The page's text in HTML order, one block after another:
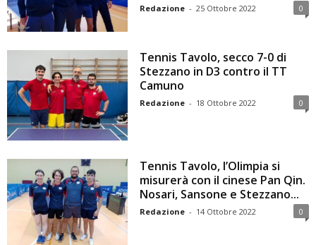
Redazione - 25 Ottobre 2022 0
Tennis Tavolo, secco 7-0 di
Stezzano in D3 contro il TT
Camuno
Redazione - 18 Ottobre 2022 0
Tennis Tavolo, l’Olimpia si
misurerà con il cinese Pan Qin.
Nosari, Sansone e Stezzano...
Redazione - 14 Ottobre 2022 0